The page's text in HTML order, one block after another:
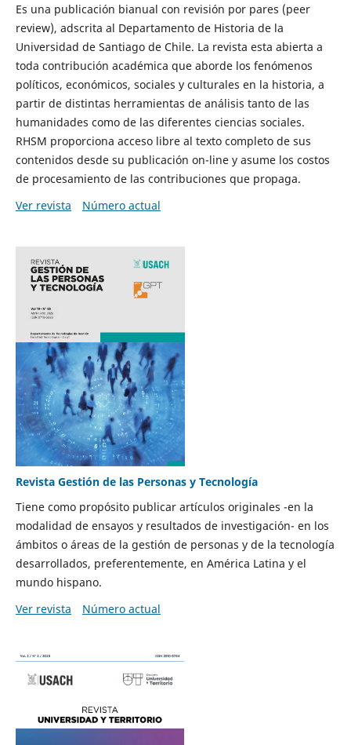
Es una publicación bianual con revisión por pares (peer
review), adscrita al Departamento de Historia de la
Universidad de Santiago de Chile. La revista esta abierta a
toda contribución académica que aborde los fenómenos
políticos, económicos, sociales y culturales en la historia, a
partir de distintas herramientas de análisis tanto de las
humanidades como de las diferentes ciencias sociales.
RHSM proporciona acceso libre al texto completo de sus
contenidos desde su publicación on-line y asume los costos
de procesamiento de las contribuciones que propaga.
Ver revista
Número actual
Revista Gestión de las Personas y Tecnología
Tiene como propósito publicar artículos originales -en la
modalidad de ensayos y resultados de investigación- en los
ámbitos o áreas de la gestión de personas y de la tecnología
desarrollados, preferentemente, en América Latina y el
mundo hispano.
Ver revista
Número actual